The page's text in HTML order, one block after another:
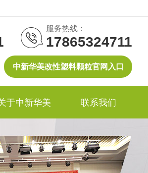
中新华美改性塑料颗粒官网入口
服务热线：
17865324711
于中新华美 联系我们